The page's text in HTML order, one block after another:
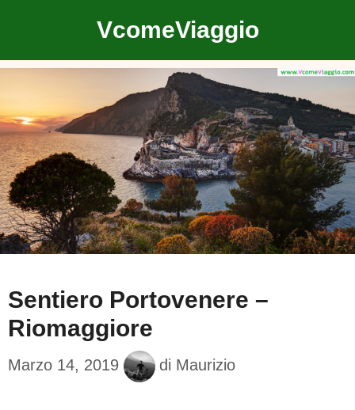
contenuto
VcomeViaggio
Sentiero Portovenere –
Riomaggiore
Marzo 14, 2019 di Maurizio